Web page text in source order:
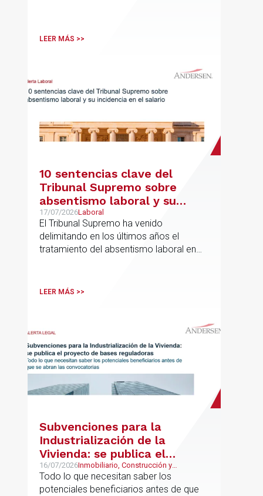
LEER MÁS >>
10 sentencias clave del
Tribunal Supremo sobre
absentismo laboral y su
incidencia en el salario
17/07/2026Laboral
El Tribunal Supremo ha venido
delimitando en los últimos años el
tratamiento del absentismo laboral en
asistencia, complementos de
LEER MÁS >>
Subvenciones para la
Industrialización de la
Vivienda: se publica el
proyecto de bases
reguladoras
16/07/2026Inmobiliario, Construcción y
Urbanismo
Todo lo que necesitan saber los
potenciales beneficiarios antes de que